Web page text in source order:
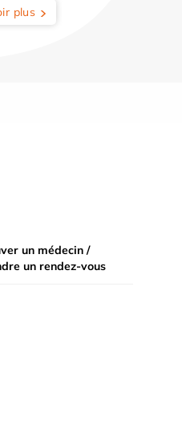
plus
un médecin /
un rendez-vous